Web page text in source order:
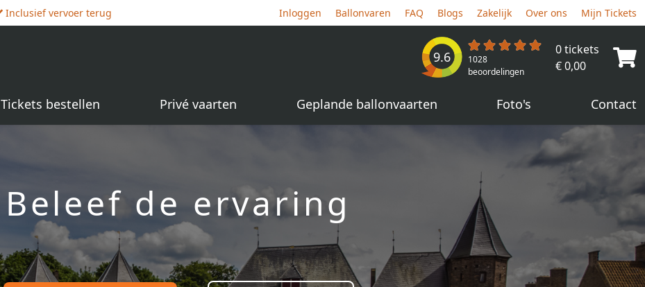
Inclusief vervoer terug Inloggen Ballonvaren FAQ Blogs Zakelijk Over ons Mijn Tickets
9.6
1028
beoordelingen
0 tickets
€ 0,00
Tickets bestellen Privé vaarten Geplande ballonvaarten Foto's Contact
Beleef de ervaring